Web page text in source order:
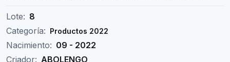
Lote: 8
Categoría: Productos 2022
Nacimiento: 09 - 2022
Criador: ABOLENGO